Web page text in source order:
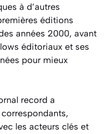
à d’autres
éditions
années 2000, avant
éditoriaux et ses
pour mieux
record a
les acteurs clés et